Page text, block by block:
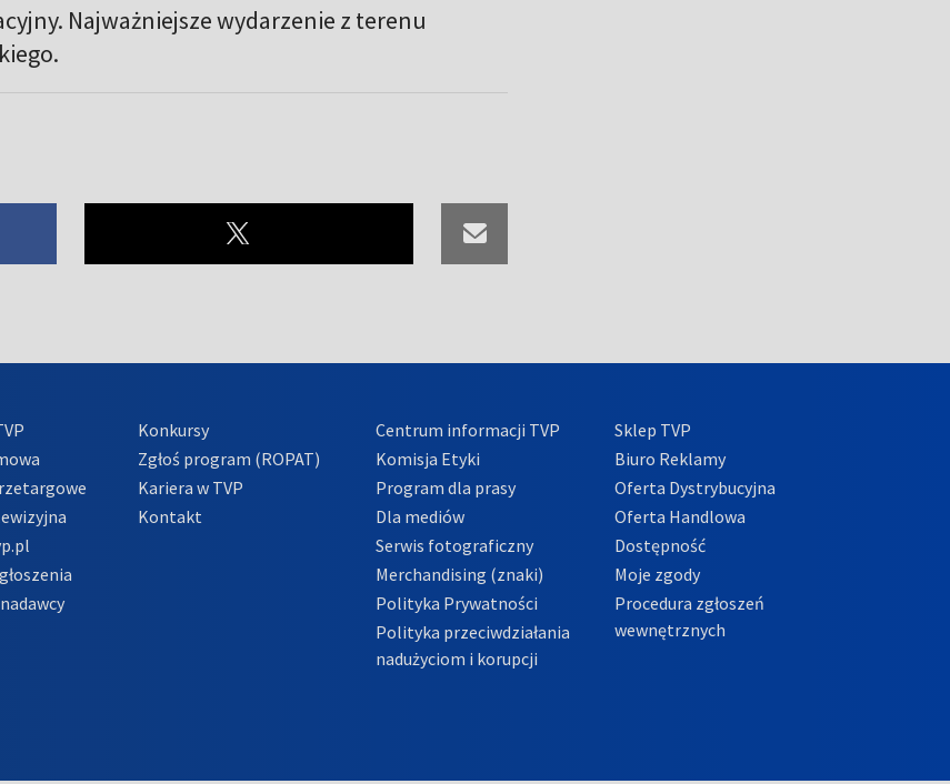
Najważniejsze wydarzenie z terenu
Konkursy
Zgłoś program (ROPAT)
Kariera w TVP
Kontakt
Centrum informacji TVP
Komisja Etyki
Program dla prasy
Dla mediów
Serwis fotograficzny
Merchandising (znaki)
Polityka Prywatności
Polityka przeciwdziałania
nadużyciom i korupcji
Sklep TVP
Biuro Reklamy
Oferta Dystrybucyjna
Oferta Handlowa
Dostępność
Moje zgody
Procedura zgłoszeń
wewnętrznych